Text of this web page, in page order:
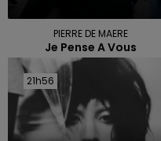
PIERRE DE MAERE
Je Pense A Vous
21h56
21h56